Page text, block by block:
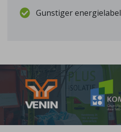
Gunstiger energielabel